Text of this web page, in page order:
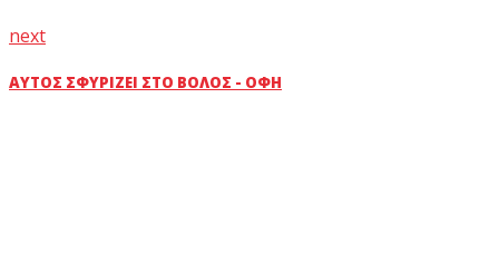
next
ΑΥΤΌΣ ΣΦΥΡΊΖΕΙ ΣΤΟ ΒΌΛΟΣ - ΟΦΗ